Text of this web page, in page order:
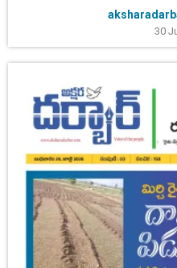
30